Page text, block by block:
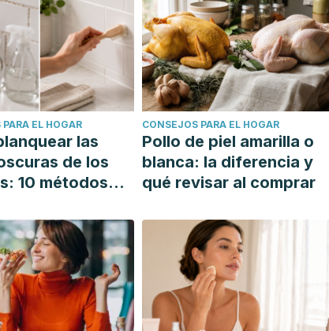
EL HOGAR
las
de los
10 métodos
CONSEJOS PARA EL HOGAR
Pollo de piel amarilla o
blanca: la diferencia y
qué revisar al comprar